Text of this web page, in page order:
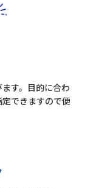
す。目的に合わ
できますので便